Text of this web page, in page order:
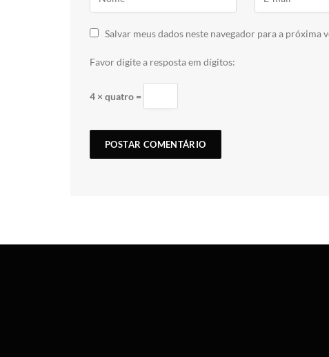
Salvar meus dados neste navegador para a próxima
Favor digite a resposta em dígitos:
4 × quatro =